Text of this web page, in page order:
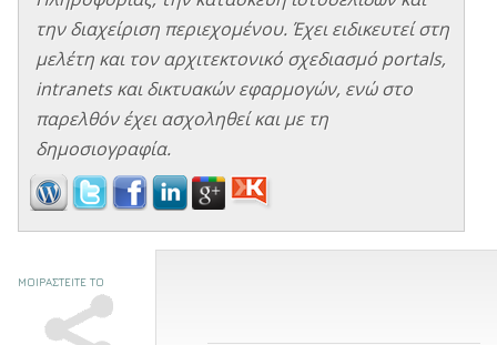
την διαχείριση περιεχομένου. Έχει ειδικευτεί στη
μελέτη και τον αρχιτεκτονικό σχεδιασμό portals,
intranets και δικτυακών εφαρμογών, ενώ στο
παρελθόν έχει ασχοληθεί και με τη
δημοσιογραφία.
ΜΟΙΡΑΣΤΕΙΤΕ ΤΟ